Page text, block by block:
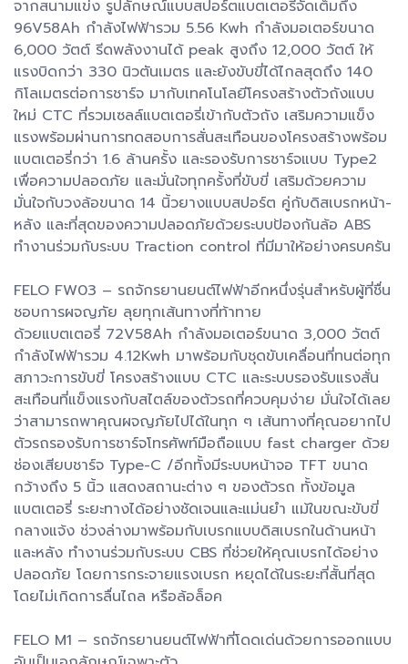
จากสนามแข่ง รูปลักษณ์แบบสปอร์ตแบตเตอรี่จัดเต็มถึง
96V58Ah กำลังไฟฟ้ารวม 5.56 Kwh กำลังมอเตอร์ขนาด
6,000 วัตต์ รีดพลังงานได้ peak สูงถึง 12,000 วัตต์ ให้
แรงบิดกว่า 330 นิวตันเมตร และยังขับขี่ได้ไกลสุดถึง 140
กิโลเมตรต่อการชาร์จ มากับเทคโนโลยีโครงสร้างตัวถังแบบ
ใหม่ CTC ที่รวมเซลล์แบตเตอรี่เข้ากับตัวถัง เสริมความแข็ง
แรงพร้อมผ่านการทดสอบการสั่นสะเทือนของโครงสร้างพร้อม
แบตเตอรี่กว่า 1.6 ล้านครั้ง และรองรับการชาร์จแบบ Type2
เพื่อความปลอดภัย และมั่นใจทุกครั้งที่ขับขี่ เสริมด้วยความ
มั่นใจกับวงล้อขนาด 14 นิ้วยางแบบสปอร์ต คู่กับดิสเบรกหน้า-
หลัง และที่สุดของความปลอดภัยด้วยระบบป้องกันล้อ ABS
ทำงานร่วมกับระบบ Traction control ที่มีมาให้อย่างครบครัน
FELO FW03 – รถจักรยานยนต์ไฟฟ้าอีกหนึ่งรุ่นสำหรับผู้ที่ชื่น
ชอบการผจญภัย ลุยทุกเส้นทางที่ท้าทาย
ด้วยแบตเตอรี่ 72V58Ah กำลังมอเตอร์ขนาด 3,000 วัตต์
กำลังไฟฟ้ารวม 4.12Kwh มาพร้อมกับชุดขับเคลื่อนที่ทนต่อทุก
สภาวะการขับขี่ โครงสร้างแบบ CTC และระบบรองรับแรงสั่น
สะเทือนที่แข็งแรงกับสไตล์ของตัวรถที่ควบคุมง่าย มั่นใจได้เลย
ว่าสามารถพาคุณผจญภัยไปได้ในทุก ๆ เส้นทางที่คุณอยากไป
ตัวรถรองรับการชาร์จโทรศัพท์มือถือแบบ fast charger ด้วย
ช่องเสียบชาร์จ Type-C /อีกทั้งมีระบบหน้าจอ TFT ขนาด
กว้างถึง 5 นิ้ว แสดงสถานะต่าง ๆ ของตัวรถ ทั้งข้อมูล
แบตเตอรี่ ระยะทางได้อย่างชัดเจนและแม่นยำ แม้ในขณะขับขี่
กลางแจ้ง ช่วงล่างมาพร้อมกับเบรกแบบดิสเบรกในด้านหน้า
และหลัง ทำงานร่วมกับระบบ CBS ที่ช่วยให้คุณเบรกได้อย่าง
ปลอดภัย โดยการกระจายแรงเบรก หยุดได้ในระยะที่สั้นที่สุด
โดยไม่เกิดการลื่นไถล หรือล้อล็อค
FELO M1 – รถจักรยานยนต์ไฟฟ้าที่โดดเด่นด้วยการออกแบบ